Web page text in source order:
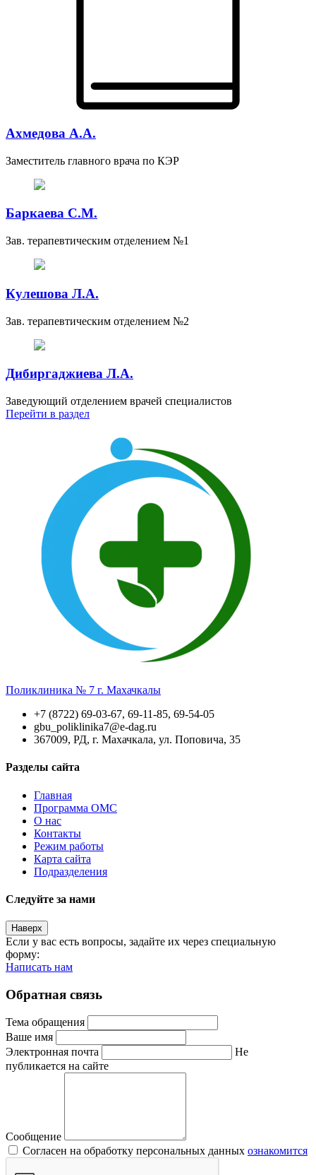
Ахмедова А.А.
Заместитель главного врача по КЭР
Баркаева С.М.
Зав. терапевтическим отделением №1
Кулешова Л.А.
Зав. терапевтическим отделением №2
Дибиргаджиева Л.А.
Заведующий отделением врачей специалистов
Перейти в раздел
Поликлиника № 7 г. Махачкалы
+7 (8722) 69-03-67, 69-11-85, 69-54-05
gbu_poliklinika7@e-dag.ru
367009, РД, г. Махачкала, ул. Поповича, 35
Разделы сайта
Главная
Программа ОМС
О нас
Контакты
Режим работы
Карта сайта
Подразделения
Следуйте за нами
Наверх
Если у вас есть вопросы, задайте их через специальную
форму:
Написать нам
Обратная связь
Тема обращения
Ваше имя
Электронная почта
Не
публикается на сайте
Сообщение
Согласен на обработку персональных данных ознакомится